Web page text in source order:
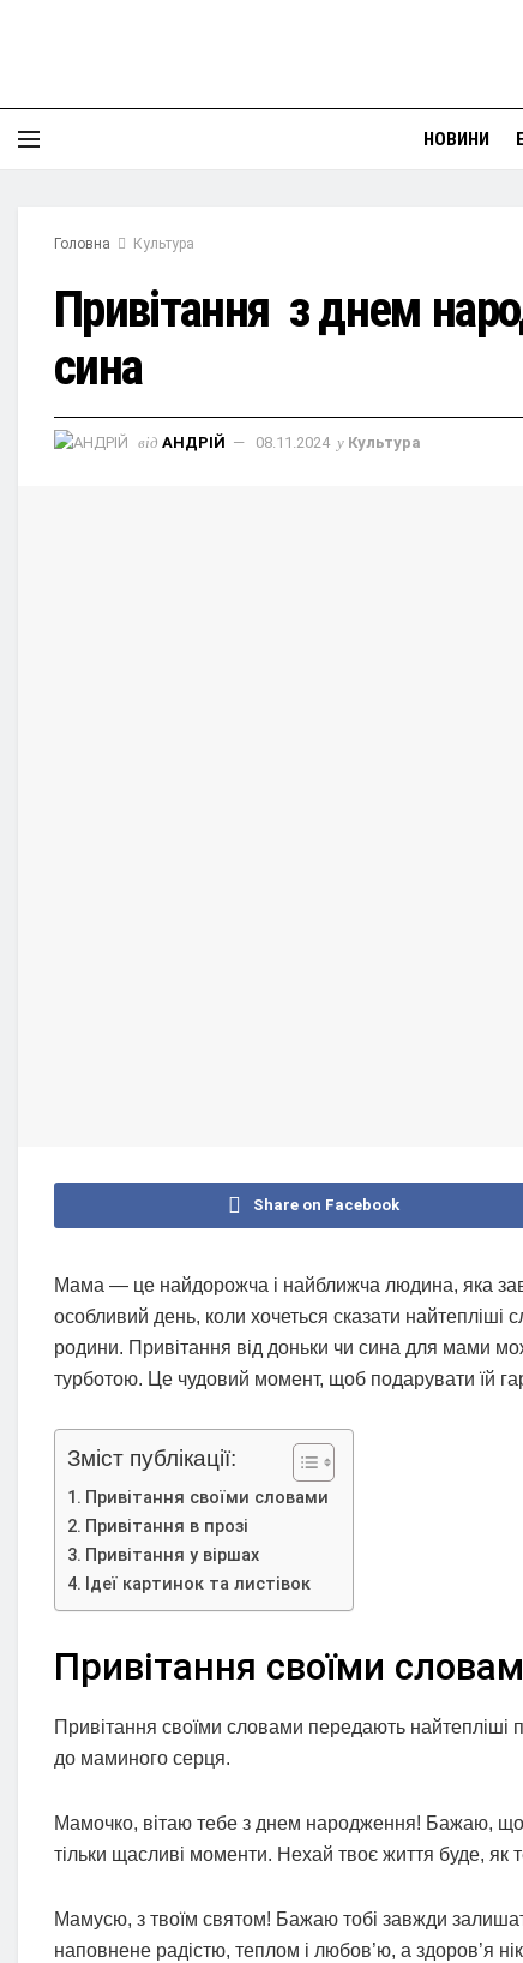
НОВИНИ
Головна Культура
Привітання з днем
сина
від АНДРІЙ 08.11.2024 у Культура
Share on Facebook
Мама — це найдорожча і найближча людина, яка
особливий день, коли хочеться сказати найтепліші
родини. Привітання від доньки чи сина для мами
турботою. Це чудовий момент, щоб подарувати їй
Зміст публікації:
Привітання своїми словами
Привітання в прозі
Привітання у віршах
Ідеї картинок та листівок
Привітання своїми
Привітання своїми словами передають
до маминого серця.
Мамочко, вітаю тебе з днем народження! Бажаю,
тільки щасливі моменти. Нехай твоє життя буде,
Мамусю, з твоїм святом! Бажаю тобі завжди
наповнене радістю, теплом і любов’ю, а здоров’я